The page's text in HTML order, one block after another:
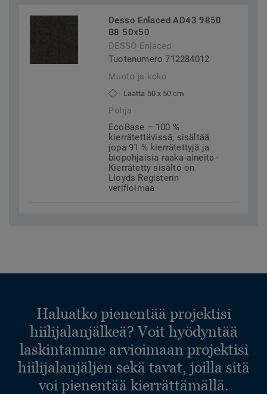
Desso Enlaced AD43 9850
B8 50x50
DESSO Enlaced
Tuotenumero 712284012
Muoto ja koko
Laatta 50 x 50 cm
Pohja
EcoBase – 100 %
kierrätettävissä, sisältää
jopa 91 % kierrätettyjä ja
biopohjaisia raaka-aineita -
Kierrätetty sisältö on
Lloyds Registerin
verifioimaa
Haluatko pienentää projektisi
hiilijalanjälkeä? Voit hyödyntää
laskintamme arvioimaan projektisi
hiilijalanjäljen sekä tavat, joilla sitä
voi pienentää kierrättämällä.